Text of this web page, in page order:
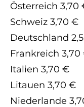
Österreich 3,70
Schweiz 3,70 €
Deutschland
Frankreich 3,70
Italien 3,70 €
Litauen 3,70 €
Niederlande